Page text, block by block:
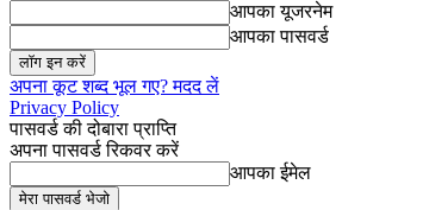
आपका यूजरनेम
आपका पासवर्ड
अपना कूट शब्द भूल गए? मदद लें
Privacy Policy
पासवर्ड की दोबारा प्राप्ति
अपना पासवर्ड रिकवर करें
आपका ईमेल